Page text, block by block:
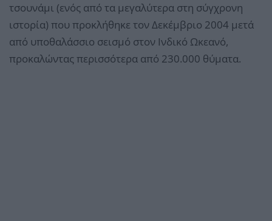
τσουνάμι (ενός από τα μεγαλύτερα στη σύγχρονη
ιστορία) που προκλήθηκε τον Δεκέμβριο 2004 μετά
από υποθαλάσσιο σεισμό στον Ινδικό Ωκεανό,
προκαλώντας περισσότερα από 230.000 θύματα.